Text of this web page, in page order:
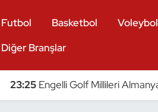
Futbol Basketbol Voleybol
Diğer Branşlar
23:25 Engelli Golf Millileri